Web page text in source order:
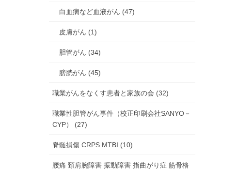
白血病など血液がん (47)
皮膚がん (1)
胆管がん (34)
膀胱がん (45)
職業がんをなくす患者と家族の会 (32)
職業性胆管がん事件（校正印刷会社SANYO－
CYP） (27)
脊髄損傷 CRPS MTBI (10)
腰痛 頚肩腕障害 振動障害 指曲がり症 筋骨格